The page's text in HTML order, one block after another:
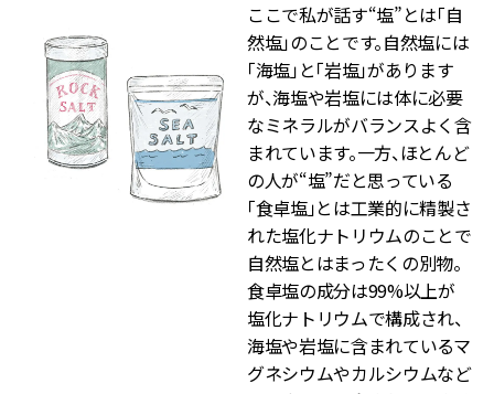
ここで私が話す“塩”とは「自
然塩」のことです。自然塩には
「海塩」と「岩塩」があります
が、海塩や岩塩には体に必要
なミネラルがバランスよく含
まれています。一方、ほとんど
の人が“塩”だと思っている
「食卓塩」とは工業的に精製さ
れた塩化ナトリウムのことで
自然塩とはまったくの別物。
食卓塩の成分は99%以上が
塩化ナトリウムで構成され、
海塩や岩塩に含まれているマ
グネシウムやカルシウムなど